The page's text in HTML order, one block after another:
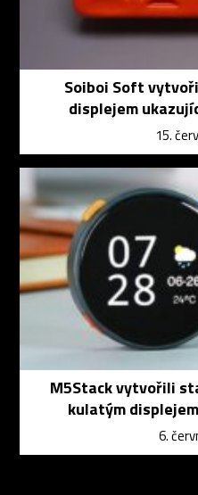
Soiboi Soft
displejem
15.
M5Stack vytvořili
kulatým
6.